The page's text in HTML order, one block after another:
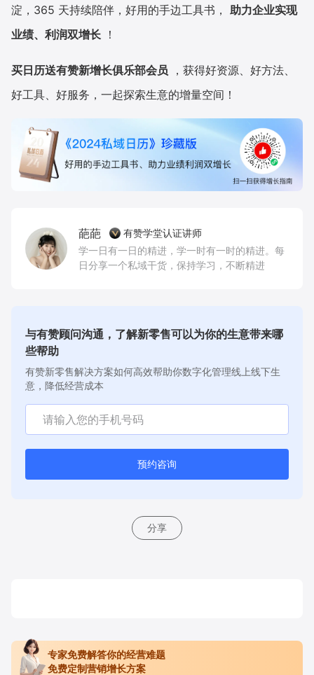
淀，365 天持续陪伴，好用的手边工具书， 助力企业实现
业绩、利润双增长 ！
买日历送有赞新增长俱乐部会员 ，获得好资源、好方法、
好工具、好服务，一起探索生意的增量空间！
葩葩
有赞学堂认证讲师
学一日有一日的精进，学一时有一时的精进。每
日分享一个私域干货，保持学习，不断精进
与有赞顾问沟通，了解新零售可以为你的生意带来哪
些帮助
有赞新零售解决方案如何高效帮助你数字化管理线上线下生
意，降低经营成本
预约咨询
分享
专家免费解答你的经营难题
免费定制营销增长方案